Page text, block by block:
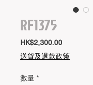
RF1375
HK$2,300.00價
格
送貨及退款政策
數量 *